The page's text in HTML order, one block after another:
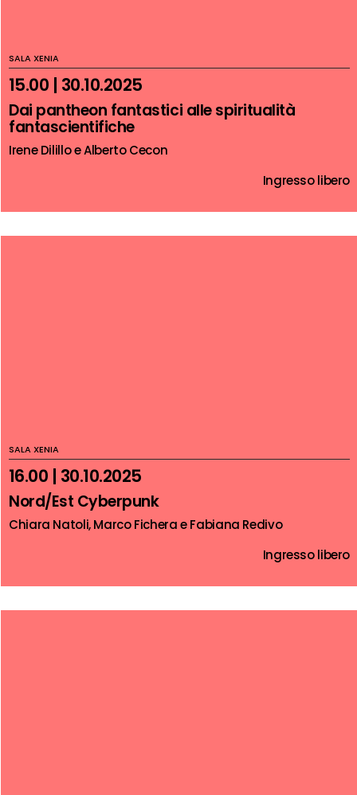
SALA XENIA
15.00 | 30.10.2025
Dai pantheon fantastici alle spiritualità
fantascientifiche
Irene Dilillo e Alberto Cecon
Ingresso libero
SALA XENIA
16.00 | 30.10.2025
Nord/Est Cyberpunk
Chiara Natoli, Marco Fichera e Fabiana Redivo
Ingresso libero